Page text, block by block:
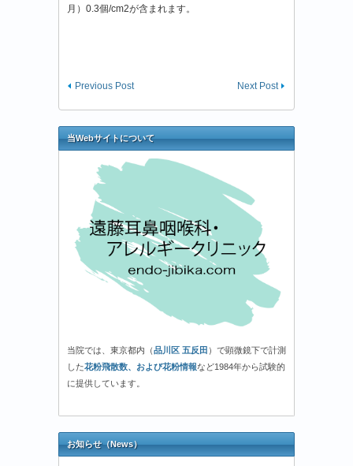
月）0.3個/cm2が含まれます。
Next Post
Previous Post
当Webサイトについて
当院では、東京都内（品川区 五反田 ）で顕微鏡下で計測
した花粉飛散数、および花粉情報など1984年から試験的
に提供しています。
お知らせ（News）